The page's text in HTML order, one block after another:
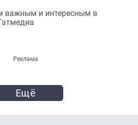
важным и интересным в
Реклама
Ещё